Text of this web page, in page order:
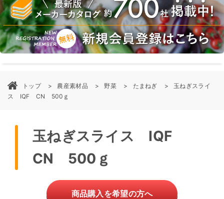
トップ 農産素材品 野菜 たまねぎ
玉ねぎスライ
ス IQF CN 500ｇ
玉ねぎスライス IQF
CN 500ｇ
商品購入を希望の方へ